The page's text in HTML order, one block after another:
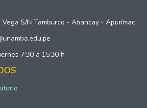
Vega S/N Tamburco - Abancay - Apurímac
7:30 a 15:30 h